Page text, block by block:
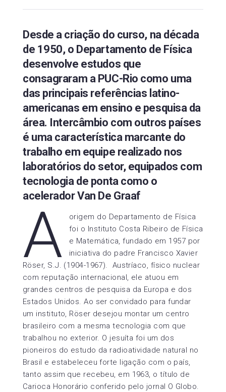
Desde a criação do curso, na década
de 1950, o Departamento de Física
desenvolve estudos que
consagraram a PUC-Rio como uma
das principais referências latino-
americanas em ensino e pesquisa da
área. Intercâmbio com outros países
é uma característica marcante do
trabalho em equipe realizado nos
laboratórios do setor, equipados com
tecnologia de ponta como o
acelerador Van De Graaf
A
origem do Departamento de Física
foi o Instituto Costa Ribeiro de Física
e Matemática, fundado em 1957 por
iniciativa do padre Francisco Xavier
Röser, S.J. (1904-1967). Austríaco, físico nuclear
com reputação internacional, ele atuou em
grandes centros de pesquisa da Europa e dos
Estados Unidos. Ao ser convidado para fundar
um instituto, Röser desejou montar um centro
brasileiro com a mesma tecnologia com que
trabalhou no exterior. O jesuíta foi um dos
pioneiros do estudo da radioatividade natural no
Brasil e estabeleceu forte ligação com o país,
tanto assim que recebeu, em 1963, o título de
Carioca Honorário conferido pelo jornal O Globo.